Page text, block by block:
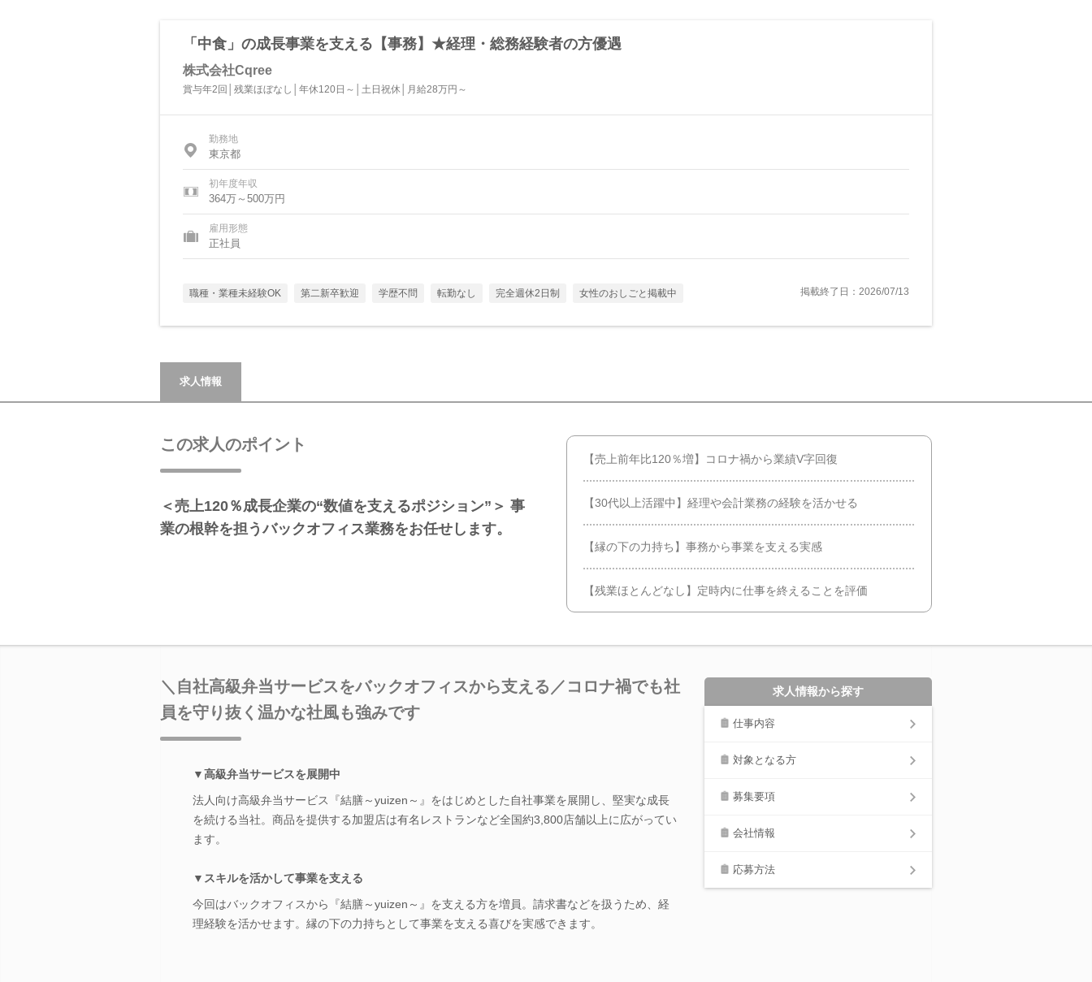
「中食」の成長事業を支える【事務】★経理・総務経験者の方優遇
株式会社Cqree
賞与年2回│残業ほぼなし│年休120日～│土日祝休│月給28万円～
勤務地
東京都
初年度年収
364万～500万円
雇用形態
正社員
職種・業種未経験OK 第二新卒歓迎 学歴不問 転勤なし 完全週休2日制 女性のおしごと掲載中 掲載終了日：2026/07/13
求人情報
この求人のポイント
＜売上120％成長企業の“数値を支えるポジション”＞ 事
業の根幹を担うバックオフィス業務をお任せします。
【売上前年比120％増】コロナ禍から業績V字回復
【30代以上活躍中】経理や会計業務の経験を活かせる
【縁の下の力持ち】事務から事業を支える実感
【残業ほとんどなし】定時内に仕事を終えることを評価
＼自社高級弁当サービスをバックオフィスから支える／コロナ禍でも社
員を守り抜く温かな社風も強みです
▼高級弁当サービスを展開中
法人向け高級弁当サービス『結膳～yuizen～』をはじめとした自社事業を展開し、堅実な成長
を続ける当社。商品を提供する加盟店は有名レストランなど全国約3,800店舗以上に広がってい
ます。
▼スキルを活かして事業を支える
今回はバックオフィスから『結膳～yuizen～』を支える方を増員。請求書などを扱うため、経
理経験を活かせます。縁の下の力持ちとして事業を支える喜びを実感できます。
求人情報から探す
仕事内容
対象となる方
募集要項
会社情報
応募方法